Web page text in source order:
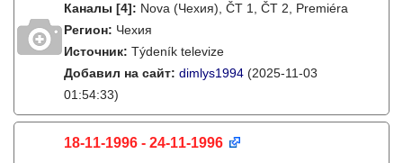
Каналы [4]: Nova (Чехия), ČT 1, ČT 2, Premiéra
Регион: Чехия
Источник: Týdeník televize
Добавил на сайт: dimlys1994 (2025-11-03
01:54:33)
18-11-1996 - 24-11-1996